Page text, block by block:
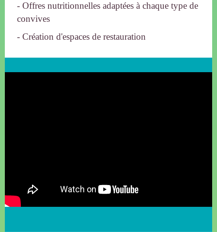
- Offres nutritionnelles adaptées à chaque type de
convives
- Création d'espaces de restauration